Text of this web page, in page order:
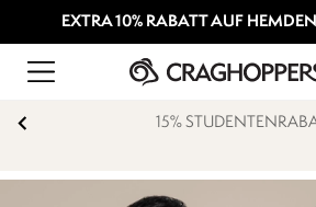
EXTRA 10% RABATT AUF
15%